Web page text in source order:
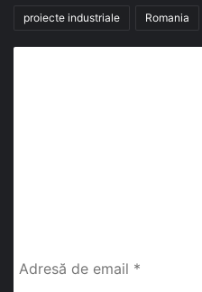
proiecte industriale Romania